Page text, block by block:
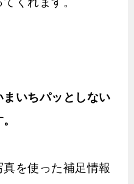
いちパッとしない
を使った補足情報